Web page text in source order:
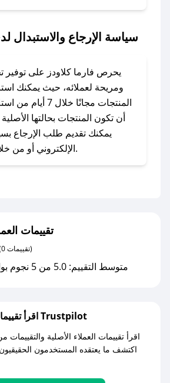
مراسلتنا مباشرة وسنعمل على
للحصول على كوبونات وخصومات
مع صحصح، تسوق بذكاء ووفّر على
كوبونات خصم حصرية من فارما كلاودز!
سياسة الإرجاع والاستبدال
يحرص فارما كلاودز على توفير
ومريحة لعملائه، حيث يمكنك
المنتجات مجانًا
أن تكون المنتجات بحالتها
يمكنك تقديم طلب الإرجاع
الإلكتروني أو من خلال خدمة العملاء.
تقييمات
(0 تقييمات)
متوسط التقييم: 5.0 من 5 نجوم بواسطة 0 مستخدمين
اقرأ تقييمات واراء العملاء على Trustpilot
اقرأ تقييمات العملاء الأصلية
اكتشف ما يعتقده المستخدمون